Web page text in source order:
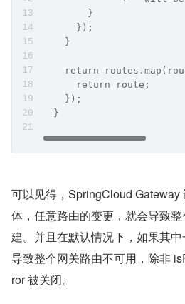
        }
      });
    }
return
      return route;
    });
  }
可以见得，SpringCloud Gateway
体，任意路由的变更，就会导致
建。并且在默认情况下，如果其
导致整个网关路由不可用，除非
ror 被关闭。